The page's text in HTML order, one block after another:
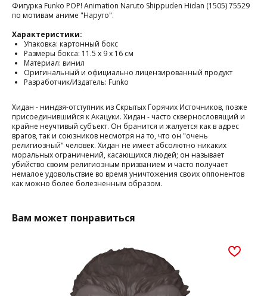
Фигурка Funko POP! Animation Naruto Shippuden Hidan (1505) 75529
по мотивам аниме "Наруто".
Характеристики:
Упаковка: картонный бокс
Размеры бокса: 11.5 х 9 х 16 см
Материал: винил
Оригинальный и официально лицензированный продукт
Разработчик/Издатель: Funko
Хидан - ниндзя-отступник из Скрытых Горячих Источников, позже
присоединившийся к Акацуки. Хидан - часто сквернословящий и
крайне неучтивый субъект. Он бранится и жалуется как в адрес
врагов, так и союзников несмотря на то, что он "очень
религиозный" человек. Хидан не имеет абсолютно никаких
моральных ограничений, касающихся людей; он называет
убийство своим религиозным призванием и часто получает
немалое удовольствие во время уничтожения своих оппонентов
как можно более болезненным образом.
Вам может понравиться